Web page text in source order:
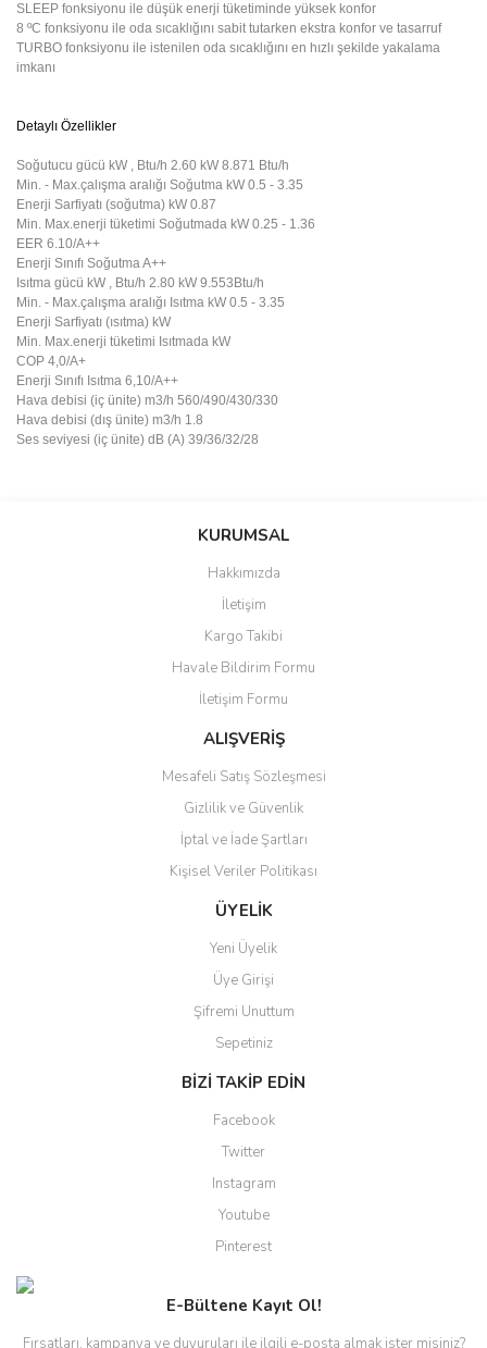
SLEEP fonksiyonu ile düşük enerji tüketiminde yüksek konfor
8 ºC fonksiyonu ile oda sıcaklığını sabit tutarken ekstra konfor ve tasarruf
TURBO fonksiyonu ile istenilen oda sıcaklığını en hızlı şekilde yakalama
imkanı
Detaylı Özellikler
Soğutucu gücü kW , Btu/h 2.60 kW 8.871 Btu/h
Min. - Max.çalışma aralığı Soğutma kW 0.5 - 3.35
Enerji Sarfiyatı (soğutma) kW 0.87
Min. Max.enerji tüketimi Soğutmada kW 0.25 - 1.36
EER 6.10/A++
Enerji Sınıfı SoğutmaA++
Isıtma gücü kW , Btu/h 2.80 kW 9.553Btu/h
Min. - Max.çalışma aralığı Isıtma kW 0.5 - 3.35
Enerji Sarfiyatı (ısıtma) kW
Min. Max.enerji tüketimi Isıtmada kW
COP 4,0/A+
Enerji Sınıfı Isıtma 6,10/A++
Hava debisi (iç ünite) m3/h 560/490/430/330
Hava debisi (dış ünite) m3/h 1.8
Ses seviyesi (iç ünite) dB (A) 39/36/32/28
Bu ürüne ilk yorumu siz yapın!
Yorum Yaz
Ürün resmi kalitesiz, bozuk veya görüntülenemiyor.
Ürün açıklamasında eksik bilgiler bulunuyor.
Ürün bilgilerinde hatalar bulunuyor.
Ürün fiyatı diğer sitelerden daha pahalı.
Bu ürüne benzer farklı alternatifler olmalı.
Gönder
KURUMSAL
Hakkımızda
İletişim
Kargo Takibi
Havale Bildirim Formu
İletişim Formu
ALIŞVERİŞ
Mesafeli Satış Sözleşmesi
Gizlilik ve Güvenlik
İptal ve İade Şartları
Kişisel Veriler Politikası
ÜYELİK
Yeni Üyelik
Üye Girişi
Şifremi Unuttum
Sepetiniz
BİZİ TAKİP EDİN
Facebook
Twitter
Instagram
Youtube
Pinterest
E-Bültene Kayıt Ol!
Fırsatları, kampanya ve duyuruları ile ilgili e-posta almak ister misiniz?